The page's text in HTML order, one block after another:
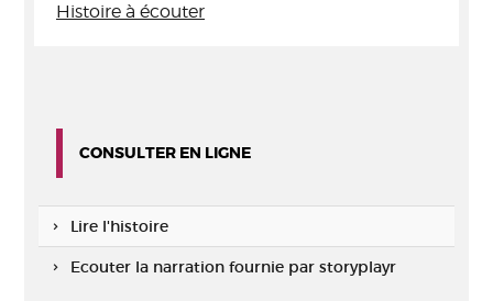
Histoire à écouter
CONSULTER EN LIGNE
Lire l'histoire
Ecouter la narration fournie par storyplayr